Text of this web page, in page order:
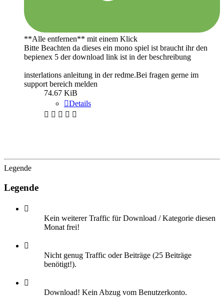
**Alle entfernen** mit einem Klick
Bitte Beachten da dieses ein mono spiel ist braucht ihr den
bepienex 5 der download link ist in der beschreibung
insterlations anleitung in der redme.Bei fragen gerne im
support bereich melden
74.67 KiB
Details
Legende
Legende
Kein weiterer Traffic für Download / Kategorie diesen
Monat frei!
Nicht genug Traffic oder Beiträge (25 Beiträge
benötigt!).
Download! Kein Abzug vom Benutzerkonto.